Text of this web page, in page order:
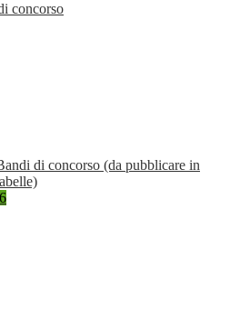
concorso
di concorso (da pubblicare in
6